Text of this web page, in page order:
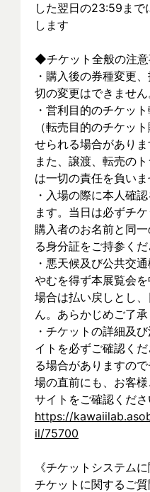
した翌日の23:59まで
します
◆チケット全般の注
・購入後の券種変更
切の変更はできません
・営利目的のチケッ
（転売目的のチケッ
せられる場合がありま
また、譲渡、転売の
は一切の責任を負いま
・入場の際に本人確
ます。当日は必ずチ
購入者のお名前と同
る身分証をご持参くだ
・悪天候及び公共交
やむを得ず本展覧会
場合は払い戻しとし
ん。あらかじめご了承
・チケットの詳細及
イトを必ずご確認く
る場合がありますの
場の直前にも、お客
サイトをご確認くださ
https://
il/75700
《チケットシステム
チケットに関するご